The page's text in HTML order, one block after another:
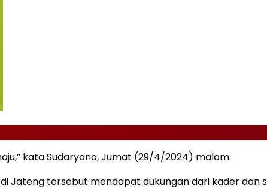
kata Sudaryono, Jumat (29/4/2024) malam.
Jateng tersebut mendapat dukungan dari kader dan